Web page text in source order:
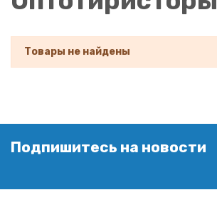
Товары не найдены
Подпишитесь на новости